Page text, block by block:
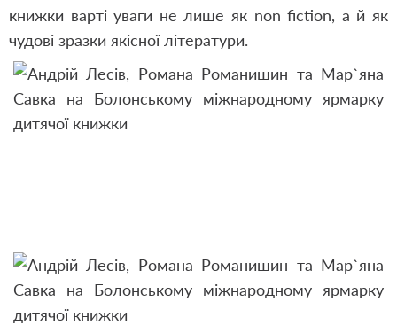
книжки варті уваги не лише як non fiction, а й як
чудові зразки якісної літератури.